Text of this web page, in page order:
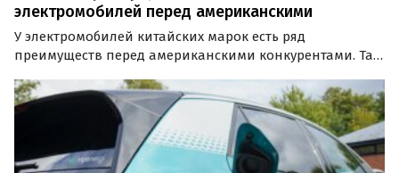
электромобилей перед американскими
У электромобилей китайских марок есть ряд
преимуществ перед американскими конкурентами. Так
бельгийской компании Umicore, специализирующейся
на выпуске деталей для аккумуляторов.